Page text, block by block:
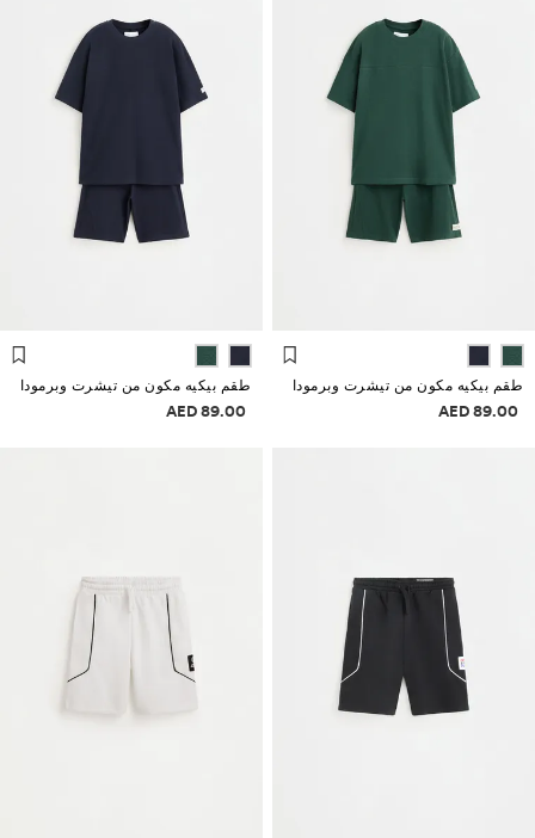
طقم بيكيه مكون من تيشرت وبرمودا
معلومات الأسعار
89.00 AED
طقم بيكيه مكون من تيشرت وبرمودا
معلومات الأسعار
89.00 AED